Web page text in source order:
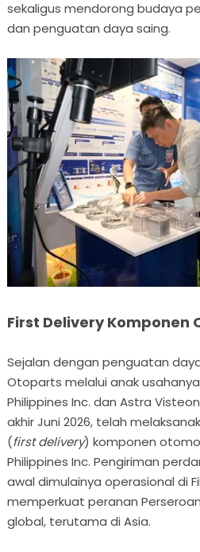
sekaligus mendorong budaya
dan penguatan daya saing.
First Delivery Komponen
Sejalan dengan penguatan
Otoparts melalui anak
Philippines Inc. dan Astra
akhir Juni 2026, telah
(first delivery) komponen
Philippines Inc. Pengiriman
awal dimulainya operasional di
memperkuat peranan
global, terutama di Asia.